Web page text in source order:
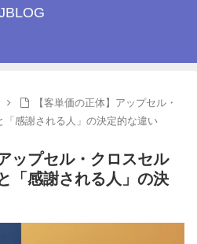
【客単価の正体】アップセル・
感謝される人」の決定的な違い
ップセル・クロスセル
「感謝される人」の決